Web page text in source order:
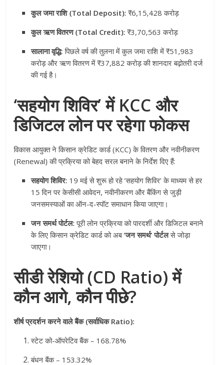
कुल जमा राशि (Total Deposit): ₹6,15,428 करोड़
कुल ऋण वितरण (Total Credit): ₹3,70,563 करोड़
सालाना वृद्धि: पिछले वर्ष की तुलना में कुल जमा राशि में ₹51,983
करोड़ और ऋण वितरण में ₹37,882 करोड़ की शानदार बढ़ोतरी दर्ज
की गई है।
‘सहयोग शिविर’ में KCC और
डिजिटल लोन पर रहेगा फोकस
विकास आयुक्त ने किसान क्रेडिट कार्ड (KCC) के वितरण और नवीनीकरण
(Renewal) की प्रक्रिया को बेहद सरल बनाने के निर्देश दिए हैं:
सहयोग शिविर: 19 मई से शुरू हो रहे ‘सहयोग शिविर’ के माध्यम से हर
15 दिन पर केसीसी आवेदन, नवीनीकरण और बैंकिंग से जुड़ी
जनसमस्याओं का ऑन-द-स्पॉट समाधान किया जाएगा।
जन समर्थ पोर्टल: पूरी लोन प्रक्रिया को पारदर्शी और डिजिटल बनाने
के लिए किसान क्रेडिट कार्ड को अब‘जन समर्थ’ पोर्टलसे जोड़ा
जाएगा।
सीडी रेशियो (CD Ratio) में
कौन आगे, कौन पीछे?
शीर्ष प्रदर्शन करने वाले बैंक (सर्वाधिक Ratio):
स्टेट को-ऑपरेटिव बैंक – 168.78%
बंधन बैंक – 153.32%